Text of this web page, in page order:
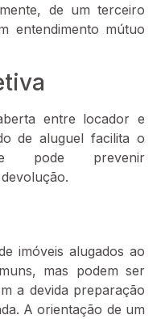
de um terceiro
entendimento mútuo
entre locador e
de aluguel facilita o
pode prevenir
imóveis alugados ao
mas podem ser
a devida preparação
A orientação de um